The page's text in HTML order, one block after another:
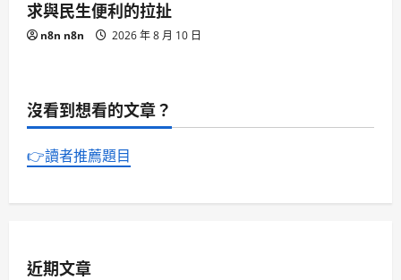
求與民生便利的拉扯
n8n n8n 2026 年 8 月 10 日
沒看到想看的文章？
👉讀者推薦題目
近期文章